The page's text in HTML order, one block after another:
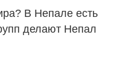
В Непале есть
делают Непал